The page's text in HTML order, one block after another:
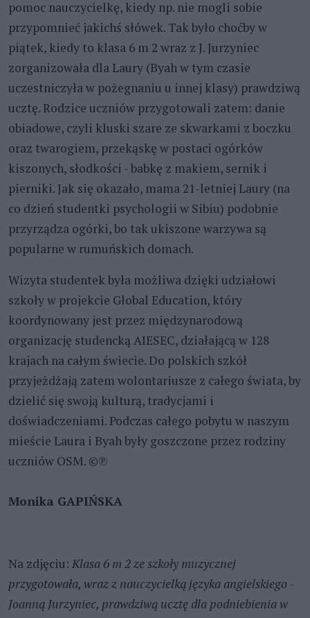
pomoc nauczycielkę, kiedy np. nie mogli sobie
przypomnieć jakichś słówek. Tak było choćby w
piątek, kiedy to klasa 6 m 2 wraz z J. Jurzyniec
zorganizowała dla Laury (Byah w tym czasie
uczestniczyła w pożegnaniu u innej klasy) prawdziwą
ucztę. Rodzice uczniów przygotowali zatem: danie
obiadowe, czyli kluski szare ze skwarkami z boczku
oraz twarogiem, przekąskę w postaci ogórków
kiszonych, słodkości - babkę z makiem, sernik i
pierniki. Jak się okazało, mama 21-letniej Laury (na
co dzień studentki psychologii w Sibiu) podobnie
przyrządza ogórki, bo tak ukiszone warzywa są
popularne w rumuńskich domach.
Wizyta studentek była możliwa dzięki udziałowi
szkoły w projekcie Global Education, który
koordynowany jest przez międzynarodową
organizację studencką AIESEC, działającą w 128
krajach na całym świecie. Do polskich szkół
przyjeżdżają zatem wolontariusze z całego świata, by
dzielić się swoją kulturą, tradycjami i
doświadczeniami. Podczas całego pobytu w naszym
mieście Laura i Byah były goszczone przez rodziny
uczniów OSM. ©℗
Monika GAPIŃSKA
Na zdjęciu: Klasa 6 m 2 ze szkoły muzycznej
przygotowała, wraz z nauczycielką języka angielskiego -
Joanną Jurzyniec, prawdziwą ucztę dla podniebienia w